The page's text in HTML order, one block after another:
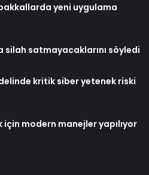
yeni uygulama
silah satmayacaklarını söyledi
kritik siber yetenek riski
için modern manejler yapılıyor